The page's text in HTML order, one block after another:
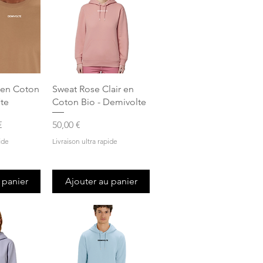
Coton
Aperçu rapide
Sweat Rose Clair en
Coton Bio - Demivolte
Prix
50,00 €
Livraison ultra rapide
Ajouter au panier